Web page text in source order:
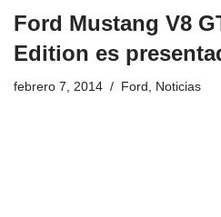
Ford Mustang V8
Edition es
febrero 7, 2014 Ford , Noticias